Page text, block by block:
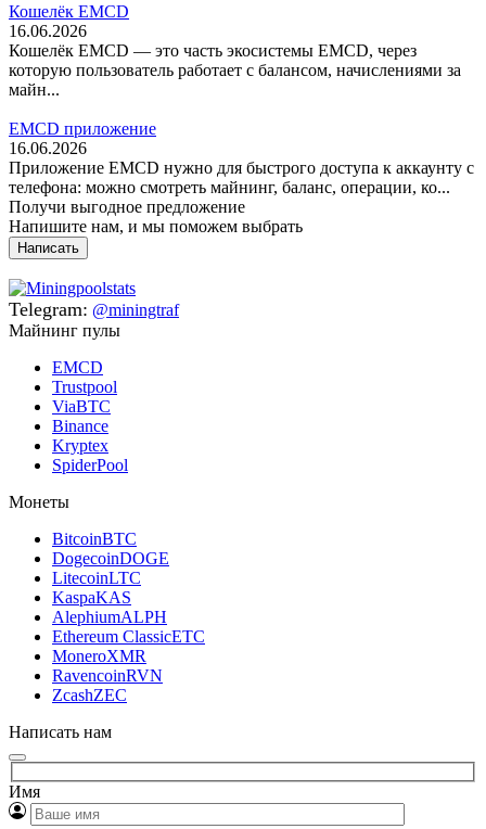
Кошелёк EMCD
16.06.2026
Кошелёк EMCD — это часть экосистемы EMCD, через
которую пользователь работает с балансом, начислениями за
майн...
EMCD приложение
16.06.2026
Приложение EMCD нужно для быстрого доступа к аккаунту с
телефона: можно смотреть майнинг, баланс, операции, ко...
Получи выгодное предложение
Напишите нам, и мы поможем выбрать
Написать
Telegram: @miningtraf
Майнинг пулы
EMCD
Trustpool
ViaBTC
Binance
Kryptex
SpiderPool
Монеты
BitcoinBTC
DogecoinDOGE
LitecoinLTC
KaspaKAS
AlephiumALPH
Ethereum ClassicETC
MoneroXMR
RavencoinRVN
ZcashZEC
Написать нам
Имя